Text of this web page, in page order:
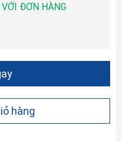
ĐƠN HÀNG
hàng